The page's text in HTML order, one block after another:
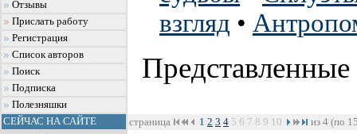
Отзывы
Прислать работу
Регистрация
Список авторов
Поиск
Подписка
Полезняшки
СЕЙЧАС НА САЙТЕ
взгляд •
страница 1 2 3 4 5 6 7 8 9 10 из 4 (по